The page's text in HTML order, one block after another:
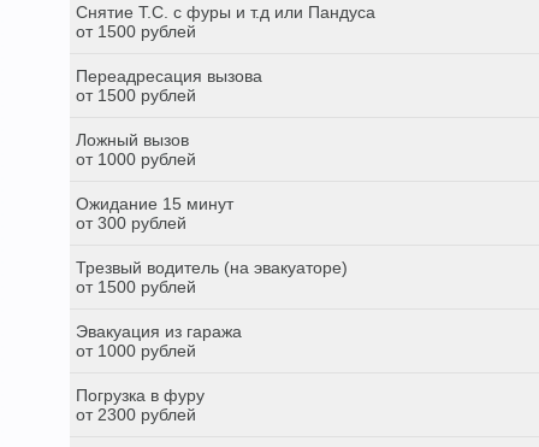
Снятие Т.С. с фуры и т.д или Пандуса
от 1500 рублей
Переадресация вызова
от 1500 рублей
Ложный вызов
от 1000 рублей
Ожидание 15 минут
от 300 рублей
Трезвый водитель (на эвакуаторе)
от 1500 рублей
Эвакуация из гаража
от 1000 рублей
Погрузка в фуру
от 2300 рублей